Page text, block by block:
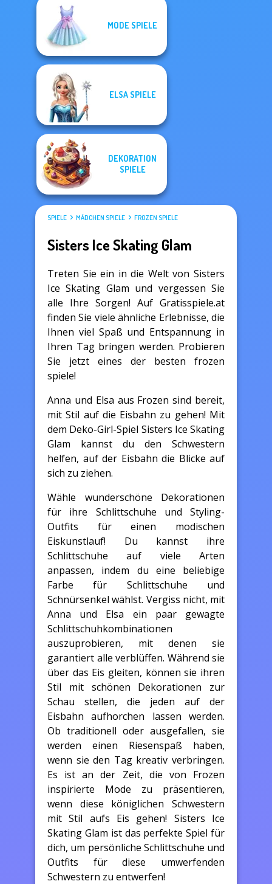
MODE SPIELE
ELSA SPIELE
DEKORATION
SPIELE
SPIELE MÄDCHEN SPIELE FROZEN SPIELE
Sisters Ice Skating Glam
Treten Sie ein in die Welt von Sisters
Ice Skating Glam und vergessen Sie
alle Ihre Sorgen! Auf Gratisspiele.at
finden Sie viele ähnliche Erlebnisse, die
Ihnen viel Spaß und Entspannung in
Ihren Tag bringen werden. Probieren
Sie jetzt eines der besten frozen
spiele!
Anna und Elsa aus Frozen sind bereit,
mit Stil auf die Eisbahn zu gehen! Mit
dem Deko-Girl-Spiel Sisters Ice Skating
Glam kannst du den Schwestern
helfen, auf der Eisbahn die Blicke auf
sich zu ziehen.
Wähle wunderschöne Dekorationen
für ihre Schlittschuhe und Styling-
Outfits für einen modischen
Eiskunstlauf! Du kannst ihre
Schlittschuhe auf viele Arten
anpassen, indem du eine beliebige
Farbe für Schlittschuhe und
Schnürsenkel wählst. Vergiss nicht, mit
Anna und Elsa ein paar gewagte
Schlittschuhkombinationen
auszuprobieren, mit denen sie
garantiert alle verblüffen. Während sie
über das Eis gleiten, können sie ihren
Stil mit schönen Dekorationen zur
Schau stellen, die jeden auf der
Eisbahn aufhorchen lassen werden.
Ob traditionell oder ausgefallen, sie
werden einen Riesenspaß haben,
wenn sie den Tag kreativ verbringen.
Es ist an der Zeit, die von Frozen
inspirierte Mode zu präsentieren,
wenn diese königlichen Schwestern
mit Stil aufs Eis gehen! Sisters Ice
Skating Glam ist das perfekte Spiel für
dich, um persönliche Schlittschuhe und
Outfits für diese umwerfenden
Schwestern zu entwerfen!